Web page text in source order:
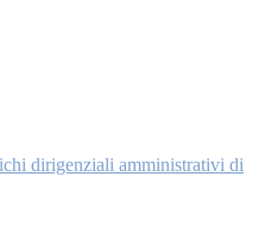
dirigenziali amministrativi di